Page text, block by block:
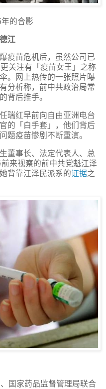
的合影
江
疫苗危机后，虽然公司已
关注有「疫苗女王」之称
。网上热传的一张照片曝
分析称，前中共政治局常
背后推手。
瑞红早前向自由亚洲电台
的「白手套」，他们背后
题疫苗惨剧不断重演。
董事长、法定代表人、总
来视察的前中共党魁江泽
背靠江泽民派系的证据之
国家药品监督管理局联合